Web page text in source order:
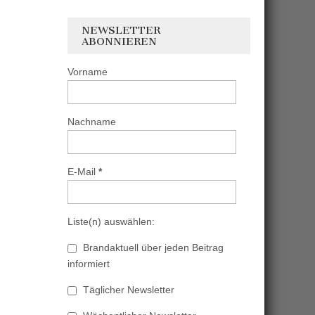
NEWSLETTER
ABONNIEREN
Vorname
Nachname
E-Mail *
Liste(n) auswählen:
Brandaktuell über jeden Beitrag
informiert
Täglicher Newsletter